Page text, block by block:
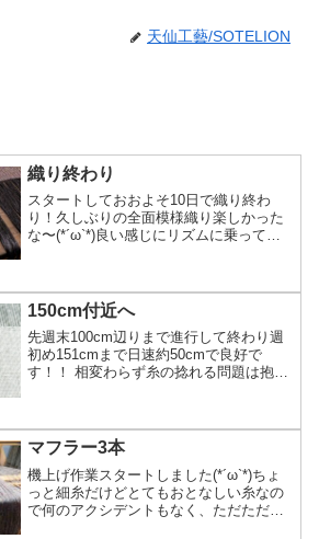
天仙工藝/SOTELION
織り終わり
スタートしておおよそ10日で織り終わ
り！久しぶりの全面模様織り楽しかった
な〜(*´ω`*)良い感じにリズムに乗って織
らここ・洗い（縮絨）・干す・アイロ
ン・不要糸処理・フリ...
150cm付近へ
先週末100cm辺りまで進行して終わり週
初め151cmまで日速約50cmで良好で
す！！ 相変わらず糸の捻れる問題は抱え
理やり逆回転させ捻れを取るという方法
を導入糸が切れ...
マフラー3本
機上げ作業スタートしました(*´ω`*)ちょ
っと細糸だけどとてもおとなしい糸なの
で何のアクシデントもなく、ただただ綺